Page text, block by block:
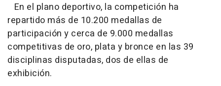
En el plano deportivo, la competición ha
repartido más de 10.200 medallas de
participación y cerca de 9.000 medallas
competitivas de oro, plata y bronce en las 39
disciplinas disputadas, dos de ellas de
exhibición.